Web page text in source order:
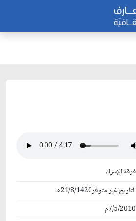
فرقة الإسراء
التاريخ غير متوفر21/8/1420هـ
7/5/2010م